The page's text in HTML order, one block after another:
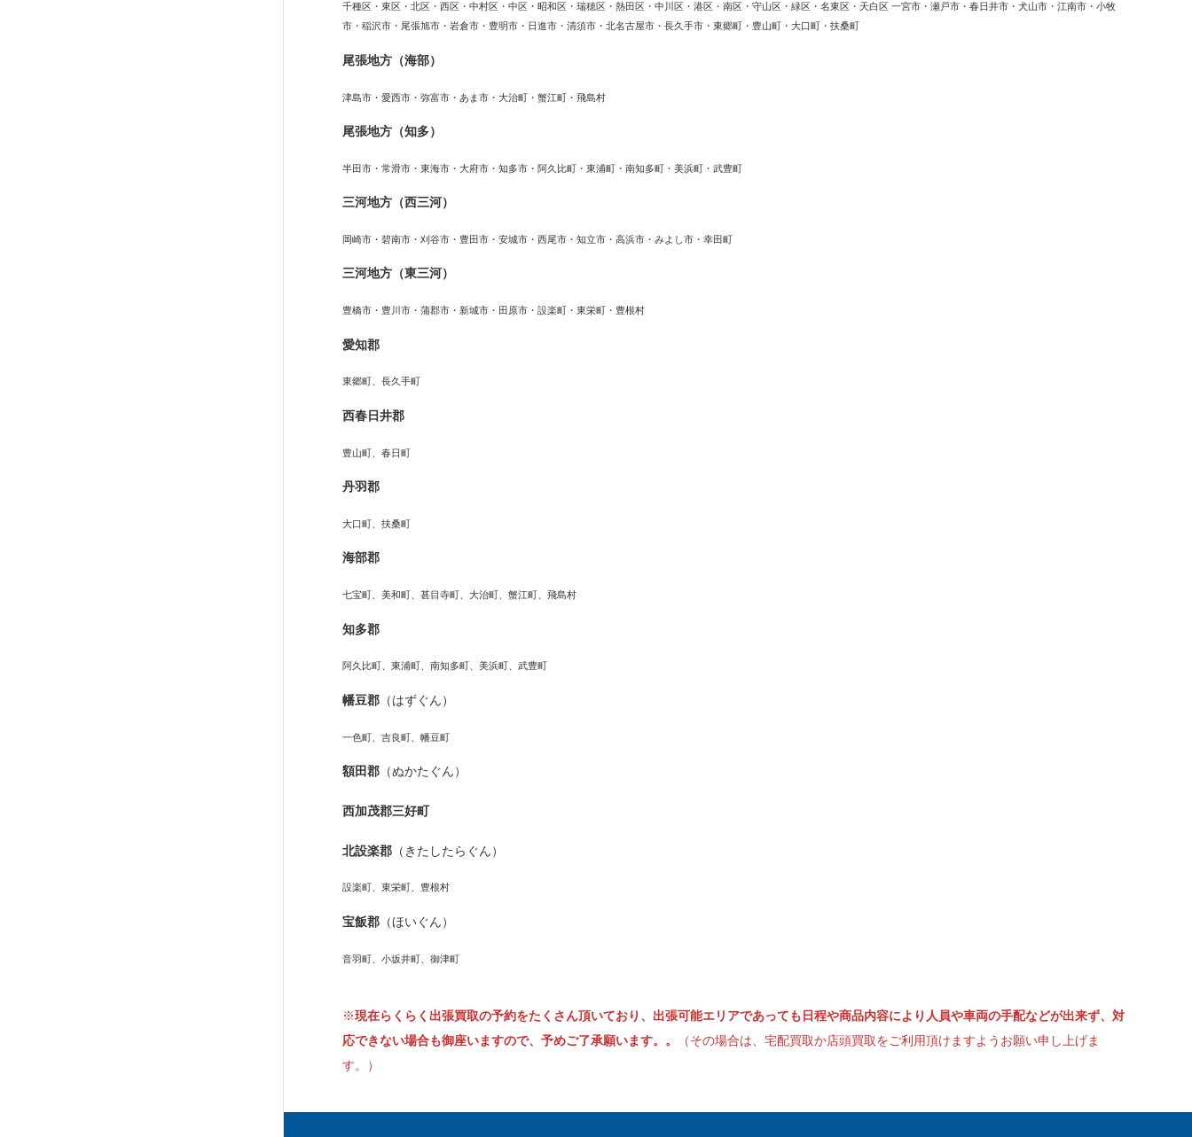
千種区・東区・北区・西区・中村区・中区・昭和区・瑞穂区・熱田区・中川区・港区・南区・守山区・緑区・名東区・天白区 一宮市・瀬戸市・春日井市・犬山市・江南市・小牧
市・稲沢市・尾張旭市・岩倉市・豊明市・日進市・清須市・北名古屋市・長久手市・東郷町・豊山町・大口町・扶桑町
尾張地方（海部）
津島市・愛西市・弥富市・あま市・大治町・蟹江町・飛島村
尾張地方（知多）
半田市・常滑市・東海市・大府市・知多市・阿久比町・東浦町・南知多町・美浜町・武豊町
三河地方（西三河）
岡崎市・碧南市・刈谷市・豊田市・安城市・西尾市・知立市・高浜市・みよし市・幸田町
三河地方（東三河）
豊橋市・豊川市・蒲郡市・新城市・田原市・設楽町・東栄町・豊根村
愛知郡
東郷町、長久手町
西春日井郡
豊山町、春日町
丹羽郡
大口町、扶桑町
海部郡
七宝町、美和町、甚目寺町、大治町、蟹江町、飛島村
知多郡
阿久比町、東浦町、南知多町、美浜町、武豊町
幡豆郡 （はずぐん）
一色町、吉良町、幡豆町
額田郡 （ぬかたぐん）
西加茂郡三好町
北設楽郡 （きたしたらぐん）
設楽町、東栄町、豊根村
宝飯郡 （ほいぐん）
音羽町、小坂井町、御津町
※現在らくらく出張買取の予約をたくさん頂いており、出張可能エリアであっても日程や商品内容により人員や車両の手配などが出来ず、対
応できない場合も御座いますので、予めご了承願います。。
（その場合は、宅配買取か店頭買取をご利用頂けますようお願い申し上げま
す。）